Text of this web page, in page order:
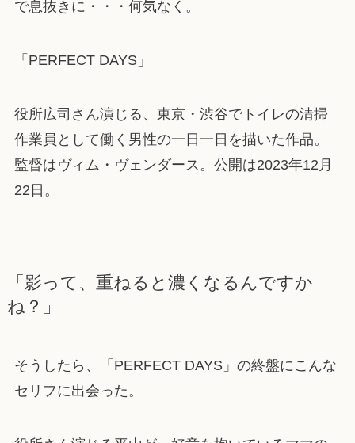
で息抜きに・・・何気なく。
「PERFECT DAYS」
役所広司さん演じる、東京・渋谷でトイレの清掃
作業員として働く男性の一日一日を描いた作品。
監督はヴィム・ヴェンダース。公開は2023年12月
22日。
「影って、重ねると濃くなるんですか
ね？」
そうしたら、「PERFECT DAYS」の終盤にこんな
セリフに出会った。